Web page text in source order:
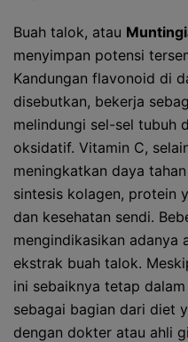
Buah talok, atau
menyimpan potensi
Kandungan flavonoid di
disebutkan, bekerja
melindungi sel-sel tubuh
oksidatif. Vitamin C,
meningkatkan daya
sintesis kolagen, protein
dan kesehatan sendi.
mengindikasikan
ekstrak buah talok.
ini sebaiknya tetap
sebagai bagian dari diet
dengan dokter atau ahli